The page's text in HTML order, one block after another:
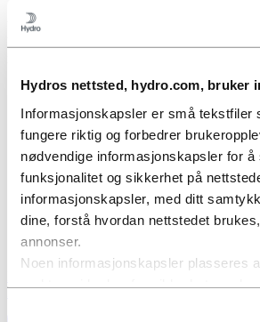
Hydros nettsted, hydro.com, bruker
Informasjonskapsler er små tekstfiler
fungere riktig og forbedrer
nødvendige informasjonskapsler for å
funksjonalitet og sikkerhet på
informasjonskapsler, med ditt
dine, forstå hvordan nettstedet
annonser.
Noen informasjonskapsler plasseres
Vi tilbyr de høyeste kvalitetsstandarder i tett
høyrenhetsaluminium